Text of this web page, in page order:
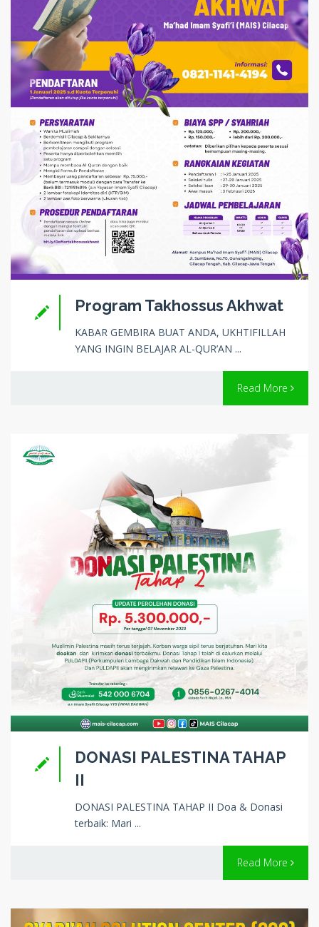
Program Takhossus Akhwat
KABAR GEMBIRA BUAT ANDA, UKHTIFILLAH
YANG INGIN BELAJAR AL-QUR’AN ...
Read More
DONASI PALESTINA TAHAP
II
DONASI PALESTINA TAHAP II Doa & Donasi
terbaik: Mari ...
Read More